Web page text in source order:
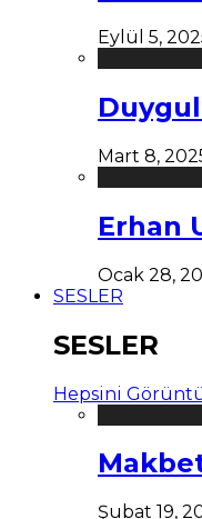
Eylül 5,
Mart 8,
Erhan
Ocak 28,
SESLER
SESLER
Hepsini
Şubat 19,